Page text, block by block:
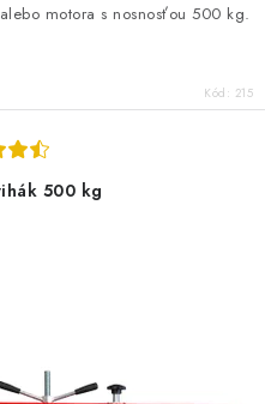
motora s nosnosťou 500 kg.
Kód: 215
500 kg